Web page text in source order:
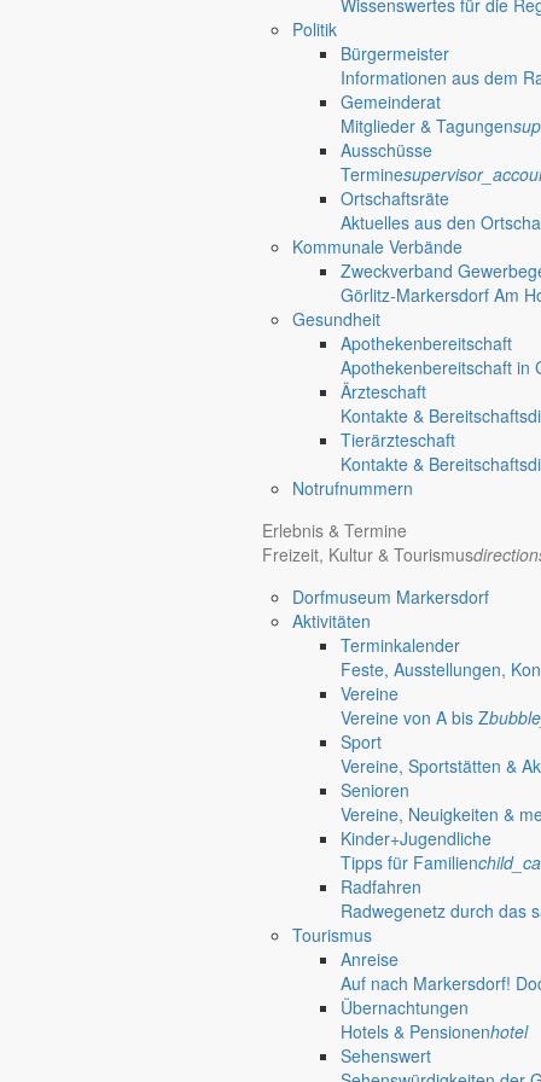
Wissenswertes für die
Politik
Bürgermeister
Informationen aus dem
Gemeinderat
Mitglieder & Tagungen
Ausschüsse
Termine
Ortschaftsräte
Aktuelles aus den
Kommunale Verbände
Zweckverband
Görlitz-Markersdorf Am
Gesundheit
Apothekenbereitschaft
Apothekenbereitschaft in
Ärzteschaft
Kontakte &
Tierärzteschaft
Kontakte &
Notrufnummern
Erlebnis & Termine
Freizeit, Kultur & Tourismus
Dorfmuseum Markersdorf
Aktivitäten
Terminkalender
Feste, Ausstellungen,
Vereine
Vereine von A bis Z
Sport
Vereine, Sportstätten &
Senioren
Vereine, Neuigkeiten &
Kinder+Jugendliche
Tipps für Familien
Radfahren
Radwegenetz durch das
Tourismus
Anreise
Auf nach Markersdorf!
Übernachtungen
Hotels & Pensionenhotel
Sehenswert
Öffnungszeiten Rathaus
08:30 – 11:30 Uhr und 14:00 – 18:00 Uhr
08:30 – 11:30 Uhr und 14:00 – 17:00 Uhr
Außerhalb der Öffnungszeiten können Termine vereinbart werden.